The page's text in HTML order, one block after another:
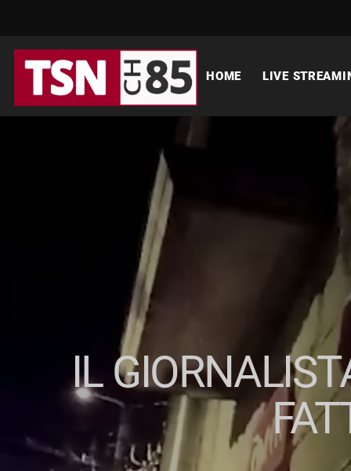
HOME LIVE
IL